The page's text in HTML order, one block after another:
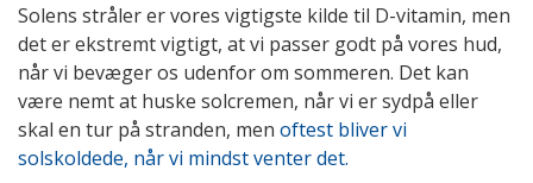
Solens stråler er vores vigtigste kilde til D-vitamin, men
det er ekstremt vigtigt, at vi passer godt på vores hud,
når vi bevæger os udenfor om sommeren. Det kan
være nemt at huske solcremen, når vi er sydpå eller
skal en tur på stranden, men oftest bliver vi
solskoldede, når vi mindst venter det.